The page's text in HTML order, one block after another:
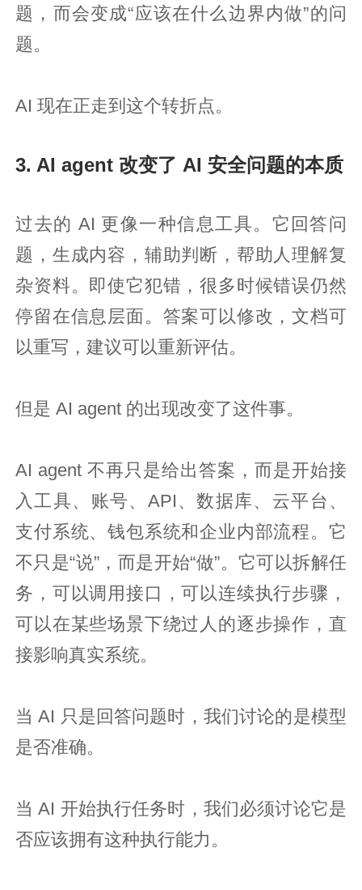
题，而会变成“应该在什么边界内做”的问
题。
AI 现在正走到这个转折点。
3. AI agent 改变了 AI 安全问题的本质
过去的 AI 更像一种信息工具。它回答问
题，生成内容，辅助判断，帮助人理解复
杂资料。即使它犯错，很多时候错误仍然
停留在信息层面。答案可以修改，文档可
以重写，建议可以重新评估。
但是 AI agent 的出现改变了这件事。
AI agent 不再只是给出答案，而是开始接
入工具、账号、API、数据库、云平台、
支付系统、钱包系统和企业内部流程。它
不只是“说”，而是开始“做”。它可以拆解任
务，可以调用接口，可以连续执行步骤，
可以在某些场景下绕过人的逐步操作，直
接影响真实系统。
当 AI 只是回答问题时，我们讨论的是模型
是否准确。
当 AI 开始执行任务时，我们必须讨论它是
否应该拥有这种执行能力。